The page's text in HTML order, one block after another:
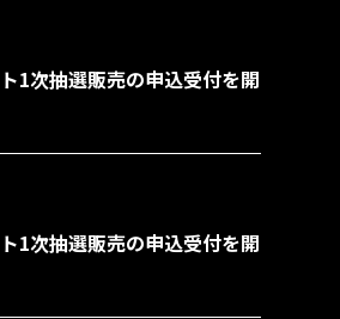
1次抽選販売の申込受付を開
1次抽選販売の申込受付を開